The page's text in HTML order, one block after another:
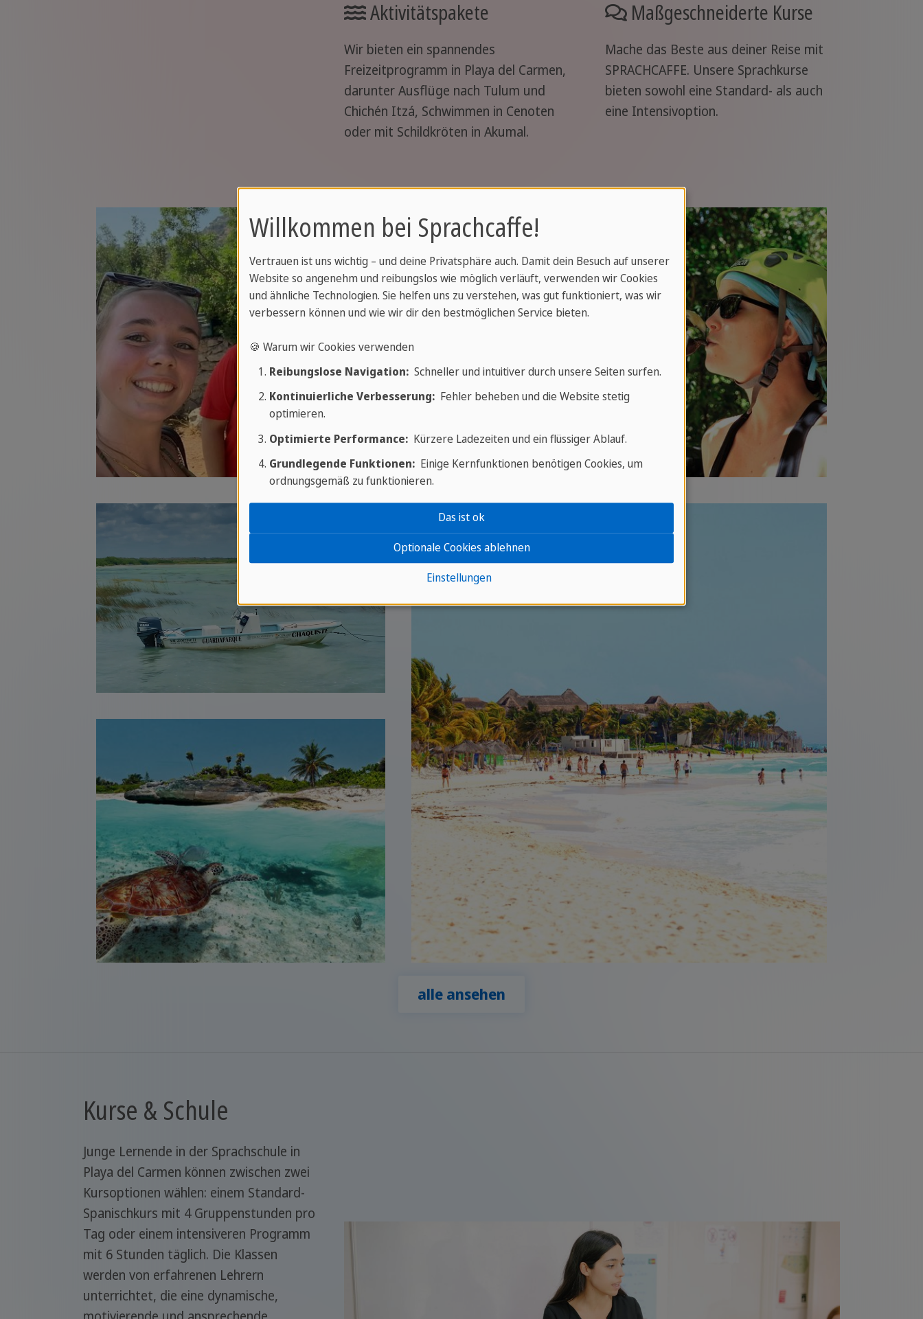
Aktivitätspakete
Wir bieten ein spannendes
Freizeitprogramm in Playa del Carmen,
darunter Ausflüge nach Tulum und
Chichén Itzá, Schwimmen in Cenoten
oder mit Schildkröten in Akumal.
Maßgeschneiderte Kurse
Mache das Beste aus deiner Reise mit
SPRACHCAFFE. Unsere Sprachkurse
bieten sowohl eine Standard- als auch
eine Intensivoption.
alle ansehen
Kurse & Schule
Junge Lernende in der Sprachschule in
Playa del Carmen können zwischen zwei
Kursoptionen wählen: einem Standard-
Spanischkurs mit 4 Gruppenstunden pro
Tag oder einem intensiveren Programm
mit 6 Stunden täglich. Die Klassen
werden von erfahrenen Lehrern
unterrichtet, die eine dynamische,
Willkommen bei Sprachcaffe!
Vertrauen ist uns wichtig – und deine Privatsphäre auch. Damit dein Besuch auf unserer
Website so angenehm und reibungslos wie möglich verläuft, verwenden wir Cookies
und ähnliche Technologien. Sie helfen uns zu verstehen, was gut funktioniert, was wir
verbessern können und wie wir dir den bestmöglichen Service bieten.
🍪 Warum wir Cookies verwenden
Reibungslose Navigation:Schneller und intuitiver durch unsere Seiten surfen.
Kontinuierliche Verbesserung:Fehler beheben und die Website stetig
optimieren.
Optimierte Performance:Kürzere Ladezeiten und ein flüssiger Ablauf.
Grundlegende Funktionen:Einige Kernfunktionen benötigen Cookies, um
ordnungsgemäß zu funktionieren.
Einstellungen
Optionale Cookies ablehnen
Das ist ok